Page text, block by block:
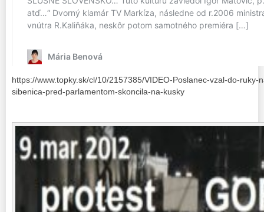
https://www.topky.sk/cl/10/2157385/VIDEO-Poslanec-vzal-do-ruky-
sibenica-pred-parlamentom-skoncila-na-kusky